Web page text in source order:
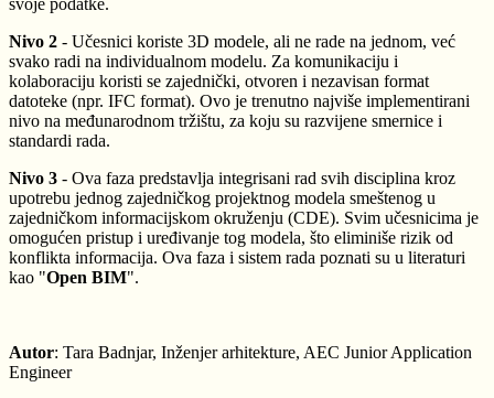
Nivo 2 - Učesnici koriste 3D modele, ali ne rade na jednom, već
svako radi na individualnom modelu. Za komunikaciju i
kolaboraciju koristi se zajednički, otvoren i nezavisan format
datoteke (npr. IFC format). Ovo je trenutno najviše implementirani
nivo na međunarodnom tržištu, za koju su razvijene smernice i
standardi rada.
Nivo 3 - Ova faza predstavlja integrisani rad svih disciplina kroz
upotrebu jednog zajedničkog projektnog modela smeštenog u
zajedničkom informacijskom okruženju (CDE). Svim učesnicima je
omogućen pristup i uređivanje tog modela, što eliminiše rizik od
konflikta informacija. Ova faza i sistem rada poznati su u literaturi
kao "Open BIM".
Autor: Tara Badnjar, Inženjer arhitekture, AEC Junior Application
Engineer